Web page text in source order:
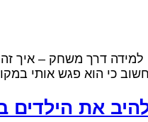
למידה דרך משחק – איך
כי הוא פגש אותי
את הילדים